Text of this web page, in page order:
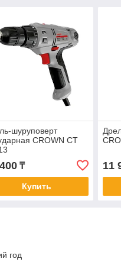
шуруповерт
CROWN CT
₸
Купить
11
год